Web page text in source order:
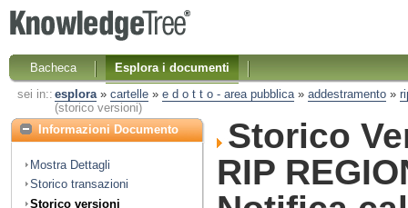
Bacheca
Esplora i documenti
sei in:: esplora» cartelle» e d o t t o - area pubblica» addestramento»
(storico versioni)
Informazioni Documento
Mostra Dettagli
Storico transazioni
Storico versioni
Storico
RIP